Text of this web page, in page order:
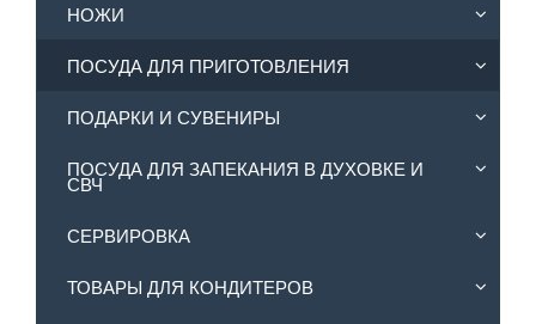
НОЖИ
ПОСУДА ДЛЯ ПРИГОТОВЛЕНИЯ
ПОДАРКИ И СУВЕНИРЫ
ПОСУДА ДЛЯ ЗАПЕКАНИЯ В ДУХОВКЕ И
СВЧ
СЕРВИРОВКА
ТОВАРЫ ДЛЯ КОНДИТЕРОВ